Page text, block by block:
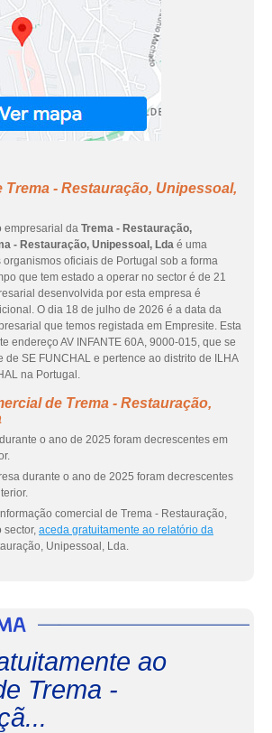
Trema - Restauração, Unipessoal,
empresarial da Trema - Restauração,
- Restauração, Unipessoal, Lda é uma
oficiais de Portugal sob a forma
que tem estado a operar no sector é de 21
desenvolvida por esta empresa é
O dia 18 de julho de 2026 é a data da
que temos registada em Empresite. Esta
endereço AV INFANTE 60A, 9000-015, que se
de SE FUNCHAL e pertence ao distrito de ILHA
na Portugal.
de Trema - Restauração,
o ano de 2025 foram decrescentes em
durante o ano de 2025 foram decrescentes
comercial de Trema - Restauração,
sector, aceda gratuitamente ao relatório da
Unipessoal, Lda.
ao
Trema -